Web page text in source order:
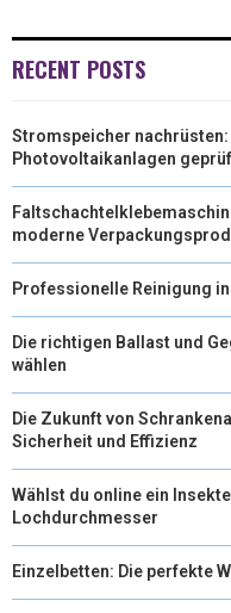
RECENT POSTS
Stromspeicher nachrüsten:
Photovoltaikanlagen
moderne
Professionelle Reinigung in
Die richtigen Ballast und
wählen
Die Zukunft von
Sicherheit und Effizienz
Wählst du online ein
Lochdurchmesser
Einzelbetten: Die perfekte